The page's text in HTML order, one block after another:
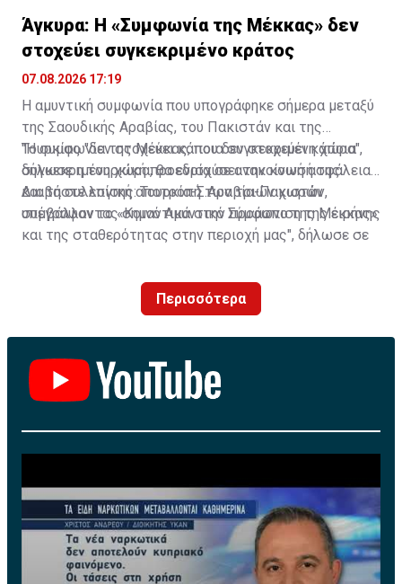
Άγκυρα: Η «Συμφωνία της Μέκκας» δεν
στοχεύει συγκεκριμένο κράτος
07.08.2026 17:19
Η αμυντική συμφωνία που υπογράφηκε σήμερα μεταξύ
της Σαουδικής Αραβίας, του Πακιστάν και της
Τουρκίας "δεν στοχεύει κάποια συγκεκριμένη χώρα",
δήλωσε η τουρκική προεδρία σε ανακοίνωσή της.
"Η συμφωνία της Μέκκας, που δεν στοχεύει κάποια
συγκεκριμένη χώρα, θα ενισχύσει την κοινή ασφάλεια
και τη συλλογική αποτροπή των τριών χωρών,
συμβάλλοντας σημαντικά στην προάσπιση της ειρήνης
και της σταθερότητας στην περιοχή μας", δήλωσε σε
Μπουρχανετίν Ντουράν.
Διαβάστε επίσης:Τουρκία-Σ.Αραβία-Πακιστάν
υπέγραψαν το «Κοινό Αμυντικό Σύμφωνο της Μέκκας»
Περισσότερα